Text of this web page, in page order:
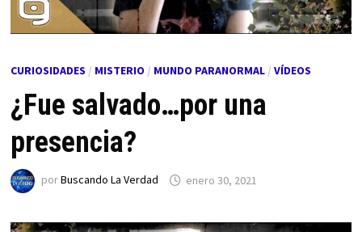
CURIOSIDADES / MISTERIO / MUNDO PARANORMAL/ VÍDEOS
¿Fue salvado…por una
presencia?
porBuscando La Verdad enero 30, 2021